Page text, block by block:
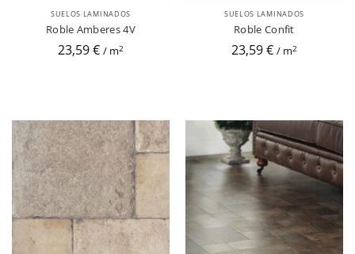
SUELOS LAMINADOS
Roble Amberes 4V
23,59 € / m2
SUELOS LAMINADOS
Roble Confit
23,59 € / m2